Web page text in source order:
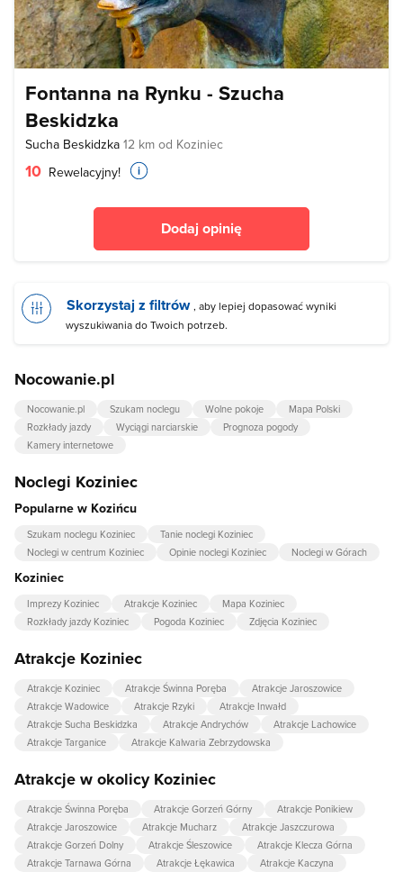
Fontanna na Rynku - Szucha
Beskidzka
Sucha Beskidzka 12 km od Koziniec
10 Rewelacyjny!
Dodaj opinię
Skorzystaj z filtrów , aby lepiej dopasować wyniki
wyszukiwania do Twoich potrzeb.
Nocowanie.pl
Nocowanie.pl Szukam noclegu Wolne pokoje
Mapa Polski
Rozkłady jazdy
Wyciągi narciarskie
Prognoza pogody
Kamery internetowe
Noclegi Koziniec
Popularne w Kozińcu
Szukam noclegu Koziniec
Tanie noclegi Koziniec
Noclegi w centrum Koziniec
Opinie noclegi Koziniec Noclegi w Górach
Koziniec
Imprezy Koziniec Atrakcje Koziniec
Mapa Koziniec
Rozkłady jazdy Koziniec
Pogoda Koziniec Zdjęcia Koziniec
Atrakcje Koziniec
Atrakcje Koziniec Atrakcje Świnna Poręba
Atrakcje Jaroszowice
Atrakcje Wadowice
Atrakcje Rzyki
Atrakcje Inwałd
Atrakcje Sucha Beskidzka
Atrakcje Andrychów
Atrakcje Lachowice
Atrakcje Targanice
Atrakcje Kalwaria Zebrzydowska
Atrakcje w okolicy Koziniec
Atrakcje Świnna Poręba Atrakcje Gorzeń Górny
Atrakcje Ponikiew
Atrakcje Jaroszowice
Atrakcje Mucharz
Atrakcje Jaszczurowa
Atrakcje Gorzeń Dolny
Atrakcje Śleszowice
Atrakcje Klecza Górna
Atrakcje Tarnawa Górna
Atrakcje Łękawica
Atrakcje Kaczyna